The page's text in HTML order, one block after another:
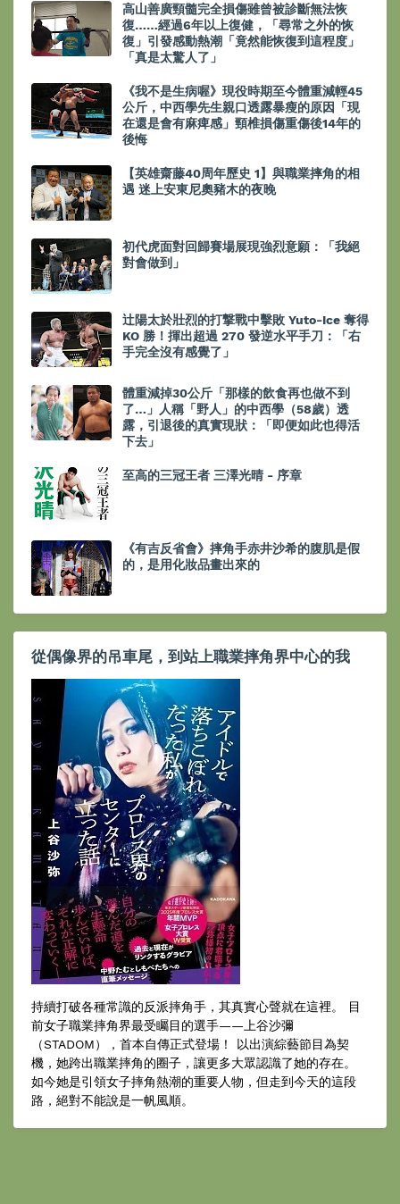
高山善廣頸髓完全損傷雖曾被診斷無法恢
復……經過6年以上復健，「尋常之外的恢
復」引發感動熱潮「竟然能恢復到這程度」
「真是太驚人了」
《我不是生病喔》現役時期至今體重減輕45
公斤，中西學先生親口透露暴瘦的原因「現
在還是會有麻痺感」頸椎損傷重傷後14年的
後悔
【英雄齋藤40周年歷史 1】與職業摔角的相
遇 迷上安東尼奧豬木的夜晚
初代虎面對回歸賽場展現強烈意願：「我絕
對會做到」
辻陽太於壯烈的打撃戰中擊敗 Yuto-Ice 奪得
KO 勝！揮出超過 270 發逆水平手刀：「右
手完全沒有感覺了」
體重減掉30公斤「那樣的飲食再也做不到
了…」人稱「野人」的中西學（58歲）透
露，引退後的真實現狀：「即便如此也得活
下去」
至高的三冠王者 三澤光晴 - 序章
《有吉反省會》摔角手赤井沙希的腹肌是假
的，是用化妝品畫出來的
從偶像界的吊車尾，到站上職業摔角界中心的我
持續打破各種常識的反派摔角手，其真實心聲就在這裡。 目
前女子職業摔角界最受矚目的選手——上谷沙彌
（STADOM），首本自傳正式登場！ 以出演綜藝節目為契
機，她跨出職業摔角的圈子，讓更多大眾認識了她的存在。
如今她是引領女子摔角熱潮的重要人物，但走到今天的這段
路，絕對不能說是一帆風順。